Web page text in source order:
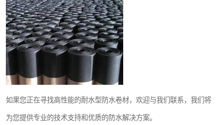
如果您正在寻找高性能的耐水型防水卷材，欢迎与我们联系，我们将
为您提供专业的技术支持和优质的防水解决方案。